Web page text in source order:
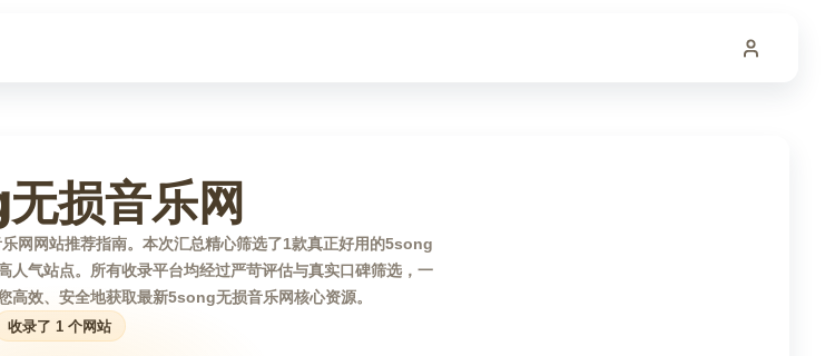
损音乐网
网网站推荐指南。本次汇总精心筛选了1款真正好用的5song
人气站点。所有收录平台均经过严苛评估与真实口碑筛选，一
高效、安全地获取最新5song无损音乐网核心资源。
收录了 1 个网站